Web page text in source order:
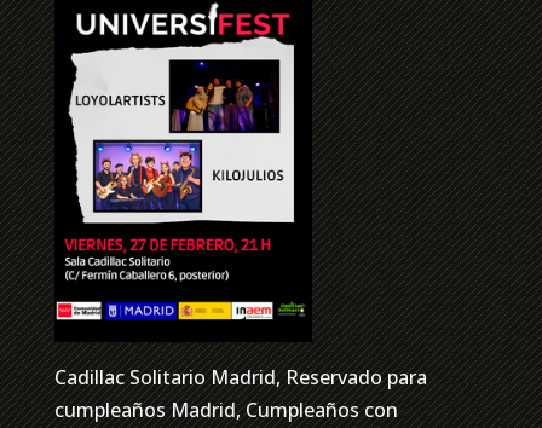
Cadillac Solitario Madrid, Reservado para
cumpleaños Madrid, Cumpleaños con